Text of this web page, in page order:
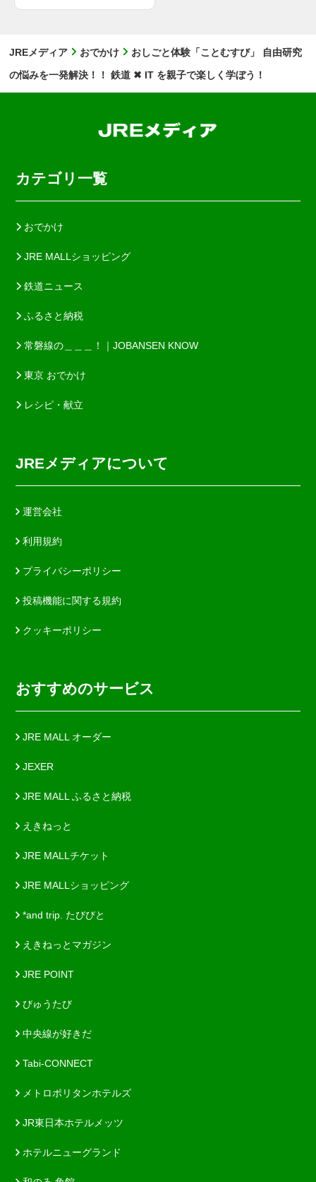
JREメディア おでかけ
おしごと体験「ことむすび」 自由研究
の悩みを一発解決！！ 鉄道 ✖ IT を親子で楽しく学ぼう！
カテゴリ一覧
おでかけ
JRE MALLショッピング
鉄道ニュース
ふるさと納税
常磐線の＿＿＿！｜JOBANSEN KNOW
東京 おでかけ
レシピ・献立
JREメディアについて
運営会社
利用規約
プライバシーポリシー
投稿機能に関する規約
クッキーポリシー
おすすめのサービス
JRE MALL オーダー
JEXER
JRE MALL ふるさと納税
えきねっと
JRE MALLチケット
JRE MALLショッピング
*and trip. たびびと
えきねっとマガジン
JRE POINT
びゅうたび
中央線が好きだ
Tabi-CONNECT
メトロポリタンホテルズ
JR東日本ホテルメッツ
ホテルニューグランド